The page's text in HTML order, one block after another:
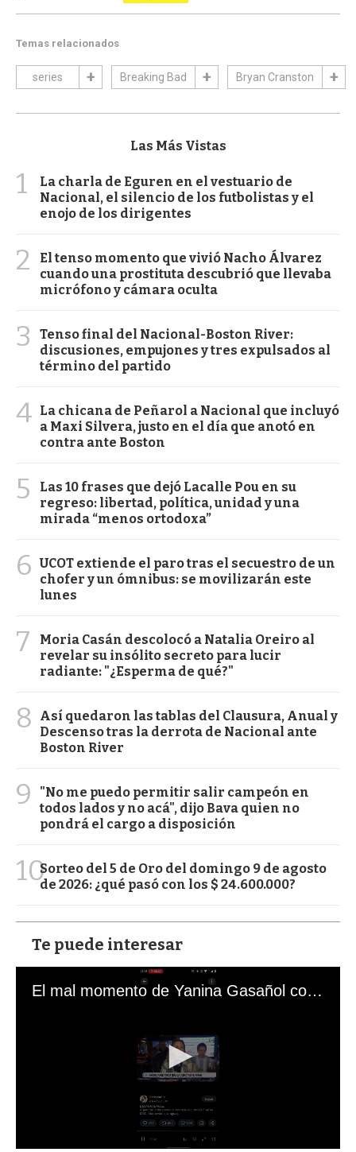
Temas relacionados
series Breaking Bad Bryan Cranston
Las Más Vistas
1
La charla de Eguren en el vestuario de
Nacional, el silencio de los futbolistas y el
enojo de los dirigentes
2
El tenso momento que vivió Nacho Álvarez
cuando una prostituta descubrió que llevaba
micrófono y cámara oculta
3
Tenso final del Nacional-Boston River:
discusiones, empujones y tres expulsados al
término del partido
4 La chicana de Peñarol a Nacional que incluyó
a Maxi Silvera, justo en el día que anotó en
contra ante Boston
5
Las 10 frases que dejó Lacalle Pou en su
regreso: libertad, política, unidad y una
mirada “menos ortodoxa”
6 UCOT extiende el paro tras el secuestro de un
chofer y un ómnibus: se movilizarán este
lunes
7
Moria Casán descolocó a Natalia Oreiro al
revelar su insólito secreto para lucir
radiante: "¿Esperma de qué?"
8
Así quedaron las tablas del Clausura, Anual y
Descenso tras la derrota de Nacional ante
Boston River
9
"No me puedo permitir salir campeón en
todos lados y no acá", dijo Bava quien no
pondrá el cargo a disposición
10Sorteo del 5 de Oro del domingo 9 de agosto
de 2026: ¿qué pasó con los $ 24.600.000?
Te puede interesar
El mal momento de Yanina Gasañol con un hincha argentino en "Subrayado"